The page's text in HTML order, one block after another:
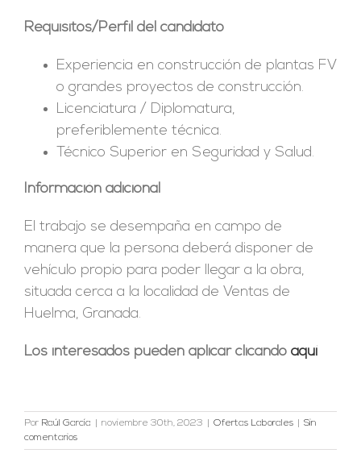
Requisitos/Perfil del candidato
Experiencia en construcción de plantas FV
o grandes proyectos de construcción.
Licenciatura / Diplomatura,
preferiblemente técnica.
Técnico Superior en Seguridad y Salud.
Información adicional
El trabajo se desempaña en campo de
manera que la persona deberá disponer de
vehículo propio para poder llegar a la obra,
situada cerca a la localidad de Ventas de
Huelma, Granada.
Los interesados pueden aplicar clicando aquí
Por Raúl García noviembre 30th, 2023 Ofertas Laborales
Sin
comentarios